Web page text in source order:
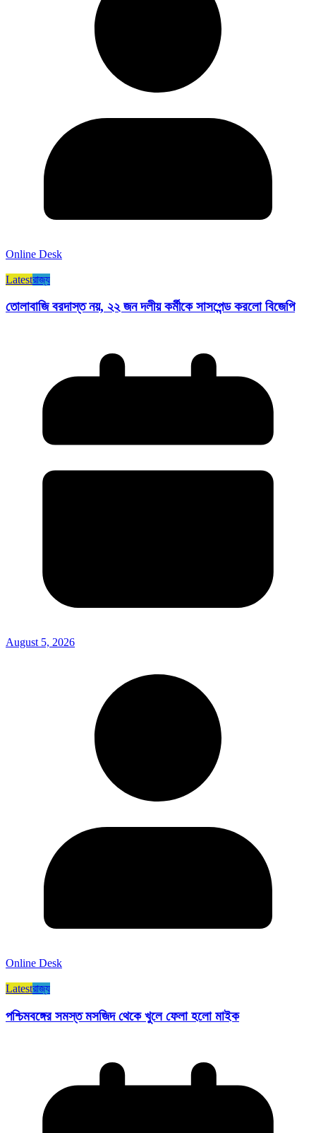
Online Desk
Latestরাজ্য​
তোলাবাজি বরদাস্ত নয়, ২২ জন দলীয় কর্মীকে সাসপেন্ড করলো বিজেপি
August 5, 2026
Online Desk
Latestরাজ্য​
পশ্চিমবঙ্গের সমস্ত মসজিদ থেকে খুলে ফেলা হলো মাইক